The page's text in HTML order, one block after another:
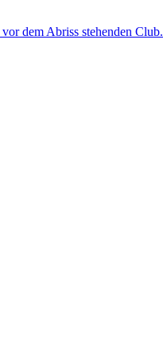
dem Abriss stehenden Club.